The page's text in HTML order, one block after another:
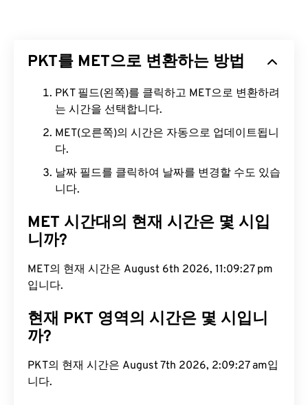
PKT를 MET으로 변환하는 방법
PKT 필드(왼쪽)를 클릭하고 MET으로 변환하려
는 시간을 선택합니다.
MET(오른쪽)의 시간은 자동으로 업데이트됩니
다.
날짜 필드를 클릭하여 날짜를 변경할 수도 있습
니다.
MET 시간대의 현재 시간은 몇 시입
니까?
MET의 현재 시간은 August 6th 2026, 11:09:28 pm
입니다.
현재 PKT 영역의 시간은 몇 시입니
까?
PKT의 현재 시간은 August 7th 2026, 2:09:28 am입
니다.